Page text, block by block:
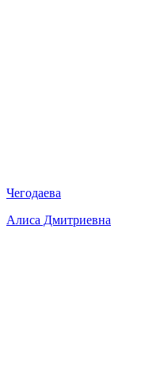
Чегодаева
Алиса Дмитриевна